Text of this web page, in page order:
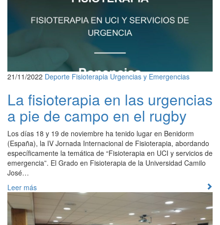
21/11/2022 Deporte Fisioterapia Urgencias y Emergencias
La fisioterapia en las urgencias
a pie de campo en el rugby
Los días 18 y 19 de noviembre ha tenido lugar en Benidorm
(España), la IV Jornada Internacional de Fisioterapia, abordando
específicamente la temática de “Fisioterapia en UCI y servicios de
emergencia”. El Grado en Fisioterapia de la Universidad Camilo
José…
Leer más